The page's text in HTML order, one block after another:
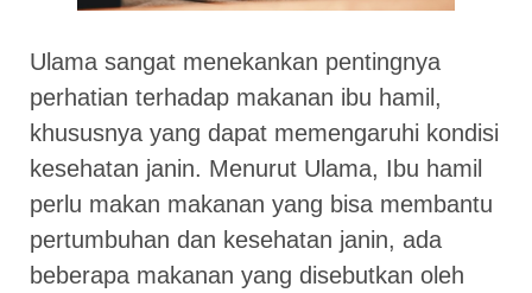
Ulama sangat menekankan pentingnya
perhatian terhadap makanan ibu hamil,
khususnya yang dapat memengaruhi kondisi
kesehatan janin. Menurut Ulama, Ibu hamil
perlu makan makanan yang bisa membantu
pertumbuhan dan kesehatan janin, ada
beberapa makanan yang disebutkan oleh